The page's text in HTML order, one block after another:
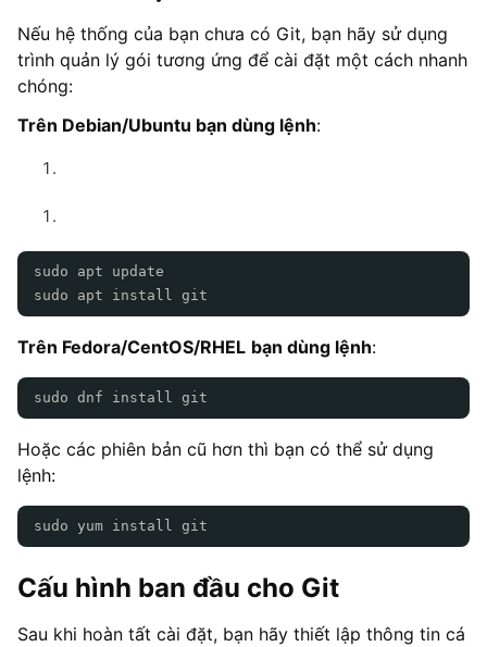
Nếu hệ thống của bạn chưa có Git, bạn hãy sử dụng
trình quản lý gói tương ứng để cài đặt một cách nhanh
chóng:
Trên Debian/Ubuntu bạn dùng lệnh:
sudo apt update
sudo apt install git
Trên Fedora/CentOS/RHEL bạn dùng lệnh:
sudo dnf install git
Hoặc các phiên bản cũ hơn thì bạn có thể sử dụng
lệnh:
sudo yum install git
Cấu hình ban đầu cho Git
Sau khi hoàn tất cài đặt, bạn hãy thiết lập thông tin cá